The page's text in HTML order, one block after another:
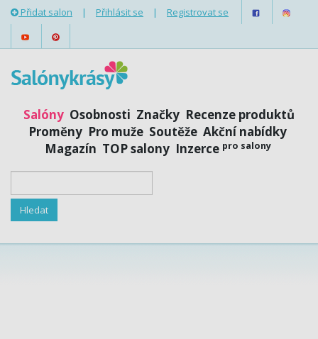
Přidat salon | Přihlásit se | Registrovat se
Salóny Osobnosti Značky Recenze produktů
Proměny Pro muže Soutěže Akční nabídky
Magazín TOP salony Inzerce pro salony